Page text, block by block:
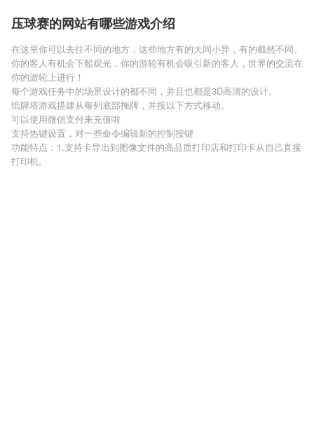
压球赛的网站有哪些游戏介绍
在这里你可以去往不同的地方，这些地方有的大同小异，有的截然不同。
你的客人有机会下船观光，你的游轮有机会吸引新的客人，世界的交流在
你的游轮上进行！
每个游戏任务中的场景设计的都不同，并且也都是3D高清的设计。
纸牌塔游戏搭建从每列底部拖牌，并按以下方式移动。
可以使用微信支付来充值啦
支持热键设置，对一些命令编辑新的控制按键
功能特点：1.支持卡导出到图像文件的高品质打印店和打印卡从自己直接
打印机。